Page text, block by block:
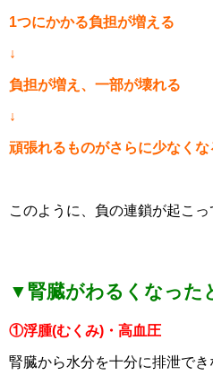
1つにかかる負担が増える
↓
負担が増え、一部が壊れる
↓
頑張れるものがさらに少なくな
このように、負の連鎖が起こっ
▼腎臓がわるくなった
①浮腫(むくみ)・高血圧
腎臓から水分を十分に排泄でき